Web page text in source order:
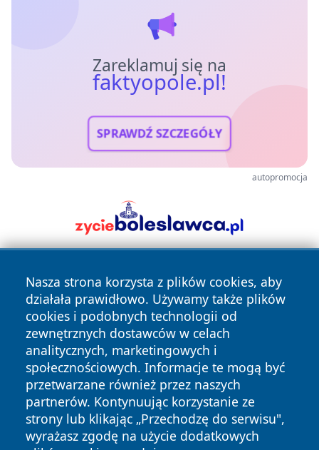
Zareklamuj się na
faktyopole.pl!
SPRAWDŹ SZCZEGÓŁY
autopromocja
Nasza strona korzysta z plików cookies, aby
działała prawidłowo. Używamy także plików
cookies i podobnych technologii od
zewnętrznych dostawców w celach
analitycznych, marketingowych i
społecznościowych. Informacje te mogą być
przetwarzane również przez naszych
partnerów. Kontynuując korzystanie ze
strony lub klikając „Przechodzę do serwisu",
wyrażasz zgodę na użycie dodatkowych
Copyright © 2026 faktyopole.pl Wszystkie prawa zastrzeżone.
News Autorzy
Polityka
Prywatności
Polityka
Cookies